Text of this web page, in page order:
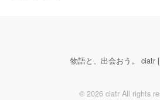
物語と、出会おう。 ciatr
© 2026 ciatr All rights